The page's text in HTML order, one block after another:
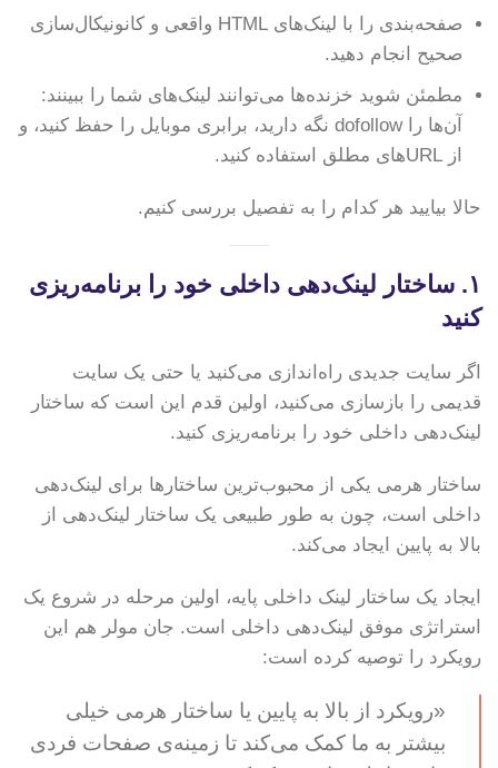
صفحه‌بندی را با لینک‌های HTML واقعی و کانونیکال‌سازی
صحیح انجام دهید.
مطمئن شوید خزنده‌ها می‌توانند لینک‌های شما را ببینند:
آن‌ها را dofollow نگه دارید، برابری موبایل را حفظ کنید، و
از URLهای مطلق استفاده کنید.
حالا بیایید هر کدام را به تفصیل بررسی کنیم.
۱. ساختار لینک‌دهی داخلی خود را برنامه‌ریزی
کنید
اگر سایت جدیدی راه‌اندازی می‌کنید یا حتی یک سایت
قدیمی را بازسازی می‌کنید، اولین قدم این است که ساختار
لینک‌دهی داخلی خود را برنامه‌ریزی کنید.
ساختار هرمی یکی از محبوب‌ترین ساختارها برای لینک‌دهی
داخلی است، چون به طور طبیعی یک ساختار لینک‌دهی از
بالا به پایین ایجاد می‌کند.
ایجاد یک ساختار لینک داخلی پایه، اولین مرحله در شروع یک
استراتژی موفق لینک‌دهی داخلی است. جان مولر هم این
رویکرد را توصیه کرده است:
«رویکرد از بالا به پایین یا ساختار هرمی خیلی
بیشتر به ما کمک می‌کند تا زمینه‌ی صفحات فردی